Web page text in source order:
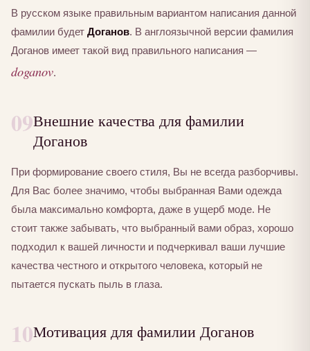
В русском языке правильным вариантом написания данной
фамилии будет Доганов. В англоязычной версии фамилия
Доганов имеет такой вид правильного написания —
doganov.
09Внешние качества для фамилии
Доганов
При формирование своего стиля, Вы не всегда разборчивы.
Для Вас более значимо, чтобы выбранная Вами одежда
была максимально комфорта, даже в ущерб моде. Не
стоит также забывать, что выбранный вами образ, хорошо
подходил к вашей личности и подчеркивал ваши лучшие
качества честного и открытого человека, который не
пытается пускать пыль в глаза.
10Мотивация для фамилии Доганов